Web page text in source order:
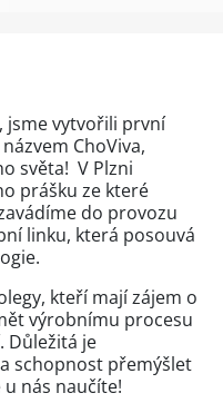
jsme vytvořili první
ChoViva,
světa! V Plzni
prášku ze které
do provozu
linku, která posouvá
kteří mají zájem o
výrobnímu procesu
Důležitá je
schopnost přemýšlet
nás naučíte!